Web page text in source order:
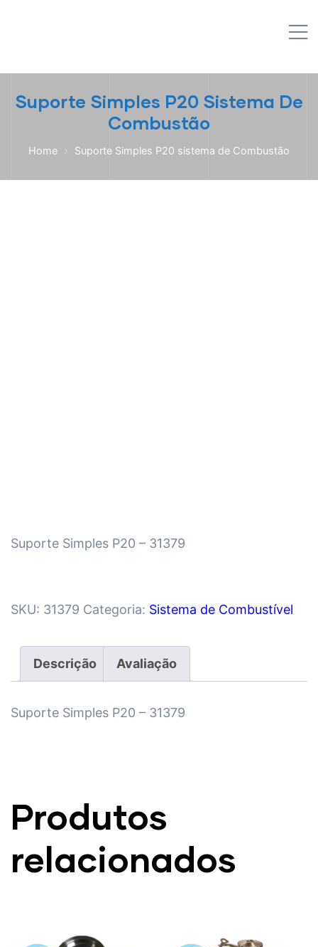
Suporte Simples P20 Sistema De
Combustão
Home Suporte Simples P20 sistema de Combustão
Suporte Simples P20 – 31379
SKU: 31379 Categoria: Sistema de Combustível
Descrição Avaliação
Suporte Simples P20 – 31379
Produtos
relacionados